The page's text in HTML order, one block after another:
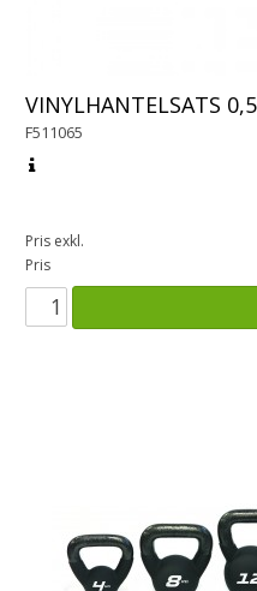
VINYLHANTELSATS
F511065
Pris exkl.
Pris